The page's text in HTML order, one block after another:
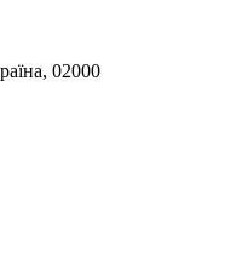
02000